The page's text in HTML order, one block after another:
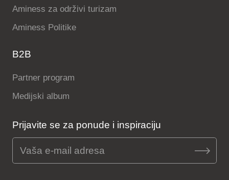
Aminess za održivi turizam
Aminess Politike
B2B
Partner program
Medijski album
Prijavite se za ponude i inspiraciju